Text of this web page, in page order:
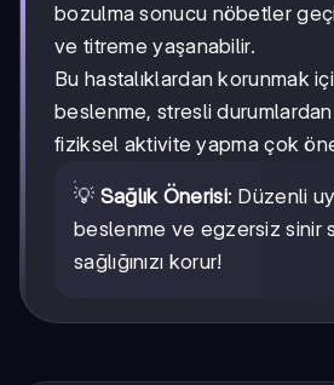
bozulma sonucu nöbetler
ve titreme yaşanabilir.
Bu hastalıklardan korunmak
beslenme, stresli
fiziksel aktivite yapma çok
💡 Sağlık Önerisi: Düzenli
beslenme ve egzersiz sinir
sağlığınızı korur!